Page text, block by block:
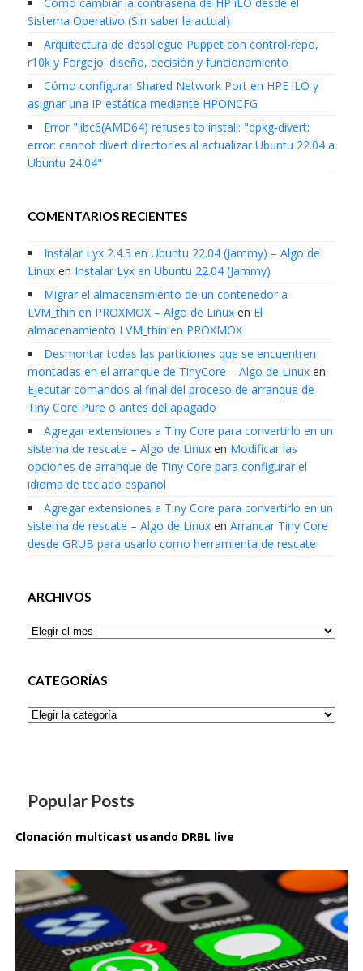
Cómo cambiar la contraseña de HP iLO desde el
Sistema Operativo (Sin saber la actual)
Arquitectura de despliegue Puppet con control-repo,
r10k y Forgejo: diseño, decisión y funcionamiento
Cómo configurar Shared Network Port en HPE iLO y
asignar una IP estática mediante HPONCFG
Error "libc6(AMD64) refuses to install: "dpkg-divert:
error: cannot divert directories al actualizar Ubuntu 22.04 a
Ubuntu 24.04"
COMENTARIOS RECIENTES
Instalar Lyx 2.4.3 en Ubuntu 22.04 (Jammy) – Algo de
Linuxen Instalar Lyx en Ubuntu 22.04 (Jammy)
Migrar el almacenamiento de un contenedor a
LVM_thin en PROXMOX – Algo de Linuxen El
almacenamiento LVM_thin en PROXMOX
Desmontar todas las particiones que se encuentren
montadas en el arranque de TinyCore – Algo de Linuxen
Ejecutar comandos al final del proceso de arranque de
Tiny Core Pure o antes del apagado
Agregar extensiones a Tiny Core para convertirlo en un
sistema de rescate – Algo de Linuxen Modificar las
opciones de arranque de Tiny Core para configurar el
idioma de teclado español
Agregar extensiones a Tiny Core para convertirlo en un
sistema de rescate – Algo de Linuxen Arrancar Tiny Core
desde GRUB para usarlo como herramienta de rescate
ARCHIVOS
Archivos
CATEGORÍAS
Categorías
Popular Posts
Clonación multicast usando DRBL live